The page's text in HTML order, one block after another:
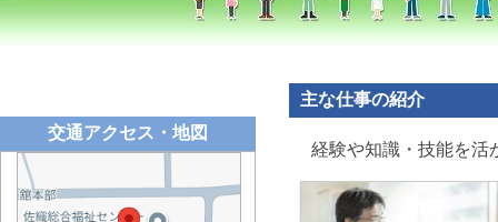
主な仕事の紹介
経験や知識・技能を活
交通アクセス・地図